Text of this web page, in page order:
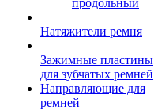
Натяжители ремня
Зажимные пластины
для зубчатых ремней
Направляющие для
ремней